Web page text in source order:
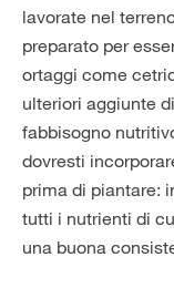
lavorate nel
preparato per
ortaggi come
ulteriori aggiunte
fabbisogno
dovresti
prima di piantare:
tutti i nutrienti di
una buona